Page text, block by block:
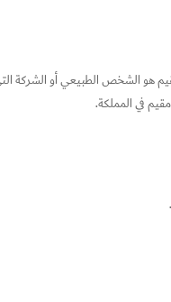
هو الشخص الطبيعي أو الشركة